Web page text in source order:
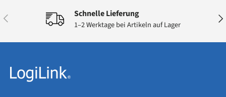
Vorherige Schnelle Lieferung
1–2 Werktage bei Artikeln auf Lager